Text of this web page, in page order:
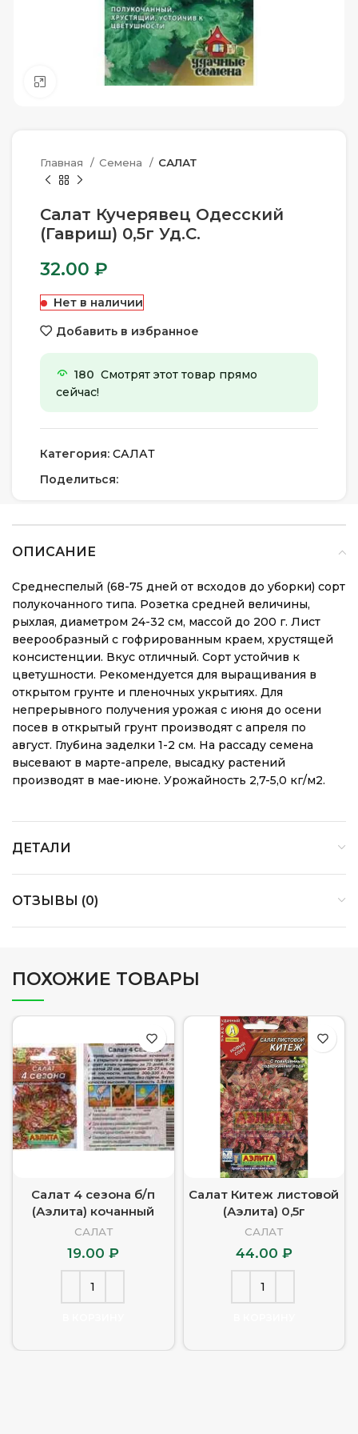
Нажмите, чтобы увеличить
Главная Семена САЛАТ
Салат Кучерявец Одесский
(Гавриш) 0,5г Уд.С.
32.00 ₽
Нет в наличии
Добавить в избранное
180 Смотрят этот товар прямо
сейчас!
Категория: САЛАТ
Поделиться:
ОПИСАНИЕ
Среднеспелый (68-75 дней от всходов до уборки) сорт
полукочанного типа. Розетка средней величины,
рыхлая, диаметром 24-32 см, массой до 200 г. Лист
веерообразный с гофрированным краем, хрустящей
консистенции. Вкус отличный. Сорт устойчив к
цветушности. Рекомендуется для выращивания в
открытом грунте и пленочных укрытиях. Для
непрерывного получения урожая с июня до осени
посев в открытый грунт производят с апреля по
август. Глубина заделки 1-2 см. На рассаду семена
высевают в марте-апреле, высадку растений
производят в мае-июне. Урожайность 2,7-5,0 кг/м2.
ДЕТАЛИ
ОТЗЫВЫ (0)
ПОХОЖИЕ ТОВАРЫ
Салат 4 сезона б/п
(Аэлита) кочанный
САЛАТ
19.00₽
Салат Китеж листовой
(Аэлита) 0,5г
САЛАТ
44.00 ₽